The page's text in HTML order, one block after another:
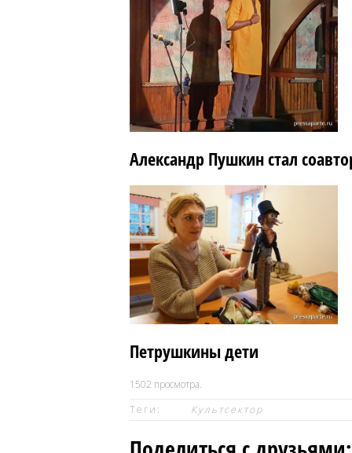
Александр Пушкин стал
Петрушкины дети
1502 просмотра.
Теги:
Культсектор